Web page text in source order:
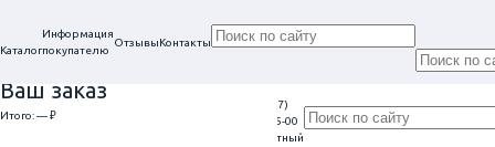
Каталог
Информация
покупателю
ОтзывыКонтакты
Ваш заказ
Итого:— ₽
Проконсультируем
+7 (917)
113-05-00
Обратный